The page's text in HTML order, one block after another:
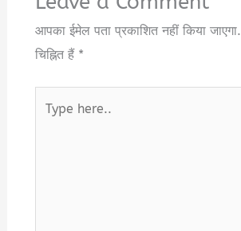
आपका ईमेल पता प्रकाशित नहीं किया जाएगा.
चिह्नित हैं *
here..